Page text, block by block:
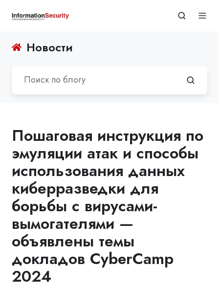
Новости
Пошаговая инструкция по
эмуляции атак и способы
использования данных
киберразведки для
борьбы с вирусами-
вымогателями —
объявлены темы
докладов CyberCamp
2024